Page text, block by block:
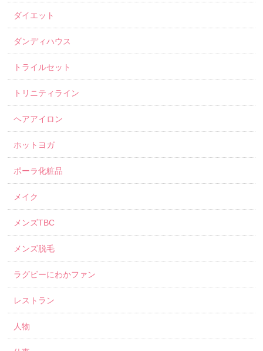
ダイエット
ダンディハウス
トライルセット
トリニティライン
ヘアアイロン
ホットヨガ
ポーラ化粧品
メイク
メンズTBC
メンズ脱毛
ラグビーにわかファン
レストラン
人物